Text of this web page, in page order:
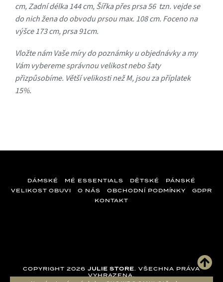
cm,Zadní délka 144 cm,Šířka přes prsa 56 tzn. vejde se
do nich žena do obvodu prsou max. 108 cm. Foceno na
výšce 173 cm, prsa 91cm.
Vložte nám Vaše míry do poznámky u objednávky a my
Vám vybereme správnou velikost nebo šaty
přizpůsobíme. Větší velikosti než M, jsou za příplatek
15%.
DÁMSKÉ MÉ ESSENTIALS DĚTSKÉ
PÁNSKÉ
VELIKOST OBUVI
O NÁS OBCHODNÍ PODMÍNKY
GDPR
KONTAKT
COPYRIGHT 2026 JULIE STORE. VŠECHNA PRÁVA
VYHRAZENA.